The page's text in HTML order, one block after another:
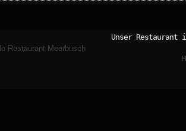
Unser Restaurant